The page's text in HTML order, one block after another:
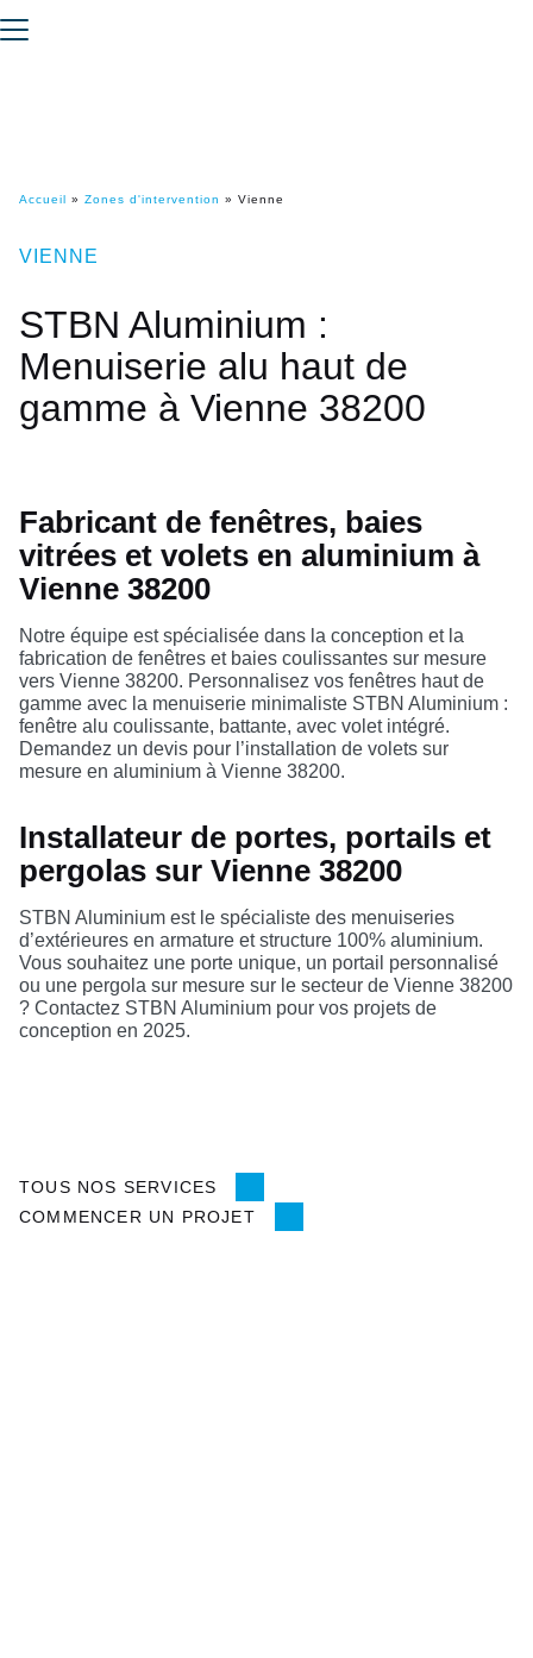
Accueil » Zones d'intervention » Vienne
VIENNE
STBN Aluminium :
Menuiserie alu haut de
gamme à Vienne 38200
Fabricant de fenêtres, baies
vitrées et volets en aluminium à
Vienne 38200
Notre équipe est spécialisée dans la conception et la
fabrication de fenêtres et baies coulissantes sur mesure
vers Vienne 38200. Personnalisez vos fenêtres haut de
gamme avec la menuiserie minimaliste STBN Aluminium :
fenêtre alu coulissante, battante, avec volet intégré.
Demandez un devis pour l’installation de volets sur
mesure en aluminium à Vienne 38200.
Installateur de portes, portails et
pergolas sur Vienne 38200
STBN Aluminium est le spécialiste des menuiseries
d’extérieures en armature et structure 100% aluminium.
Vous souhaitez une porte unique, un portail personnalisé
ou une pergola sur mesure sur le secteur de Vienne 38200
? Contactez STBN Aluminium pour vos projets de
conception en 2025.
TOUS NOS SERVICES
COMMENCER UN PROJET